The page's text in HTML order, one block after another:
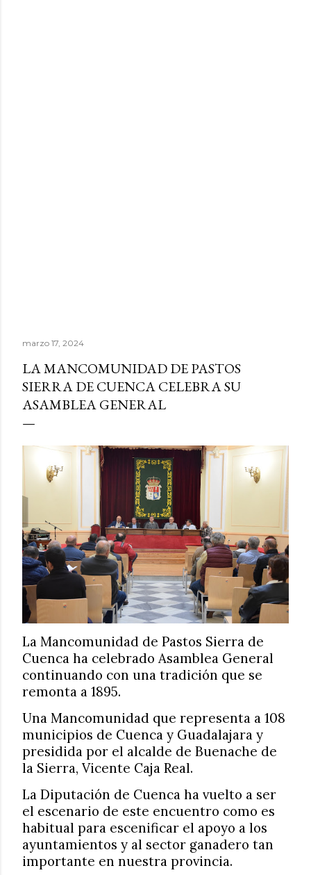
marzo 17, 2024
LA MANCOMUNIDAD DE PASTOS
SIERRA DE CUENCA CELEBRA SU
ASAMBLEA GENERAL
La Mancomunidad de Pastos Sierra de
Cuenca ha celebrado Asamblea General
continuando con una tradición que se
remonta a 1895.
Una Mancomunidad que representa a 108
municipios de Cuenca y Guadalajara y
presidida por el alcalde de Buenache de
la Sierra, Vicente Caja Real.
La Diputación de Cuenca ha vuelto a ser
el escenario de este encuentro como es
habitual para escenificar el apoyo a los
ayuntamientos y al sector ganadero tan
importante en nuestra provincia.